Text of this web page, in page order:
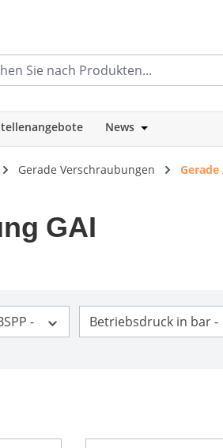
News Öffne oder
Gerade Verschraubungen
GAI
- Betriebsdruck in bar -